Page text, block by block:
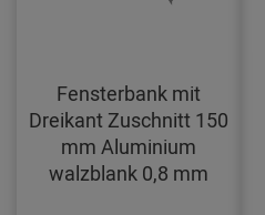
Fensterbank mit
Dreikant Zuschnitt 150
mm Aluminium
walzblank 0,8 mm